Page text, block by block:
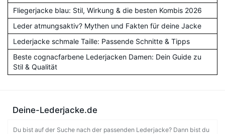
Fliegerjacke blau: Stil, Wirkung & die besten Kombis 2026
Leder atmungsaktiv? Mythen und Fakten für deine Jacke
Lederjacke schmale Taille: Passende Schnitte & Tipps
Beste cognacfarbene Lederjacken Damen: Dein Guide zu
Stil & Qualität
Deine-Lederjacke.de
Du bist auf der Suche nach der passenden Lederjacke? Dann bist du